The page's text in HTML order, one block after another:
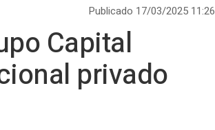
Publicado 17/03/2025 11:26
Capital
privado